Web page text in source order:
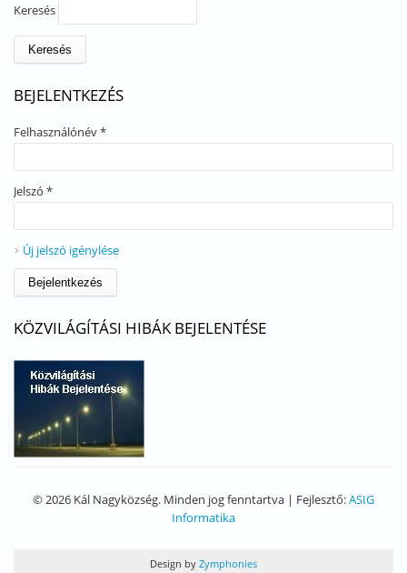
Keresés
BEJELENTKEZÉS
Felhasználónév*
Jelszó *
Új jelszó igénylése
KÖZVILÁGÍTÁSI HIBÁK BEJELENTÉSE
© 2026 Kál Nagyközség. Minden jog fenntartva | Fejlesztő:ASIG
Informatika
Design by Zymphonies